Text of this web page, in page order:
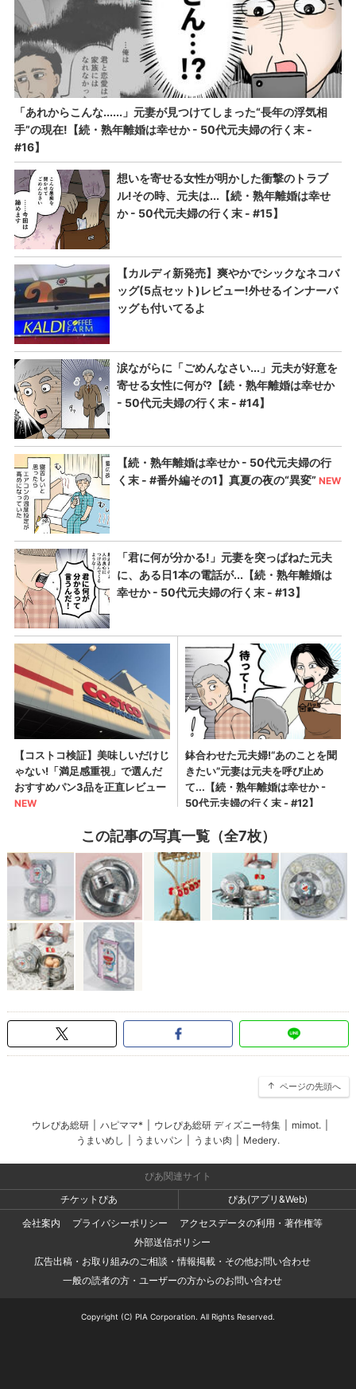
この記事の写真一覧（全7枚）
ページの先頭へ
ウレぴあ総研 ハピママ* ウレぴあ総研 ディズニー特集 mimot.
うまいめし
うまいパン うまい肉 Medery.
ぴあ関連サイト
チケットぴあ
ぴあ(アプリ&Web)
会社案内
プライバシーポリシー
アクセスデータの利用・著作権等
外部送信ポリシー
広告出稿・お取り組みのご相談・情報掲載・その他お問い合わせ
一般の読者の方・ユーザーの方からのお問い合わせ
Copyright (C) PIA Corporation. All Rights Reserved.